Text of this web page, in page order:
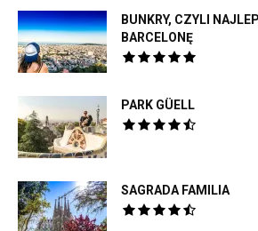
BUNKRY, CZYLI
BARCELONĘ
PARK GÜELL
SAGRADA FAMILIA